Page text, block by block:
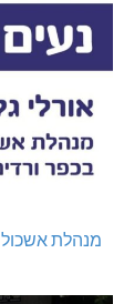
מנהלת אשכול